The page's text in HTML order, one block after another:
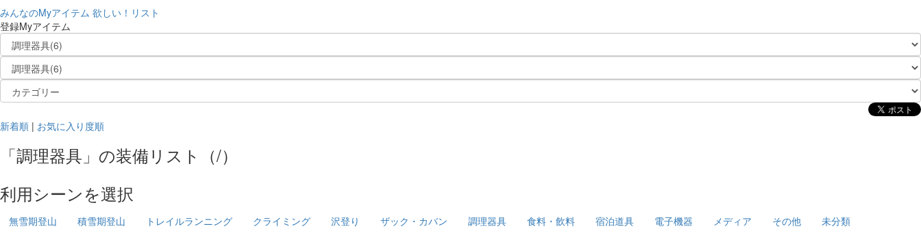
みんなのMyアイテム 欲しい！リスト
登録Myアイテム
新着順 | お気に入り度順
「調理器具 」の装備リスト （/）
利用シーンを選択
無雪期登山 積雪期登山 トレイルランニング クライミング 沢登り ザック・カバン 調理器具 食料・飲料 宿泊道具 電子機器 メディア その他 未分類